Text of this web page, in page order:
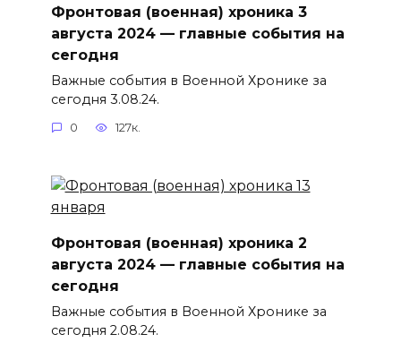
Фронтовая (военная) хроника 3
августа 2024 — главные события на
сегодня
Важные события в Военной Хронике за
сегодня 3.08.24.
0 127к.
Фронтовая (военная) хроника 2
августа 2024 — главные события на
сегодня
Важные события в Военной Хронике за
сегодня 2.08.24.